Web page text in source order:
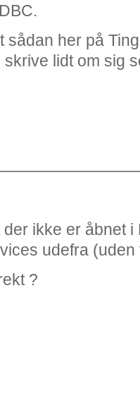
sådan her på
lidt om sig
ikke er åbnet
udefra (uden
?